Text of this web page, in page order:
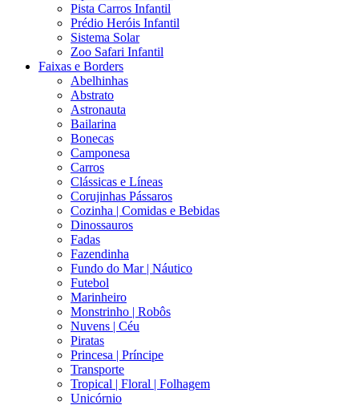
Pista Carros Infantil
Prédio Heróis Infantil
Sistema Solar
Zoo Safari Infantil
Faixas e Borders
Abelhinhas
Abstrato
Astronauta
Bailarina
Bonecas
Camponesa
Carros
Clássicas e Líneas
Corujinhas Pássaros
Cozinha | Comidas e Bebidas
Dinossauros
Fadas
Fazendinha
Fundo do Mar | Náutico
Futebol
Marinheiro
Monstrinho | Robôs
Nuvens | Céu
Piratas
Princesa | Príncipe
Transporte
Tropical | Floral | Folhagem
Unicórnio